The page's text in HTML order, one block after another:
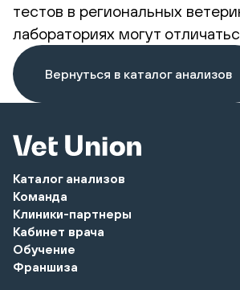
тестов в региональных
лабораториях могут
Вернуться в каталог анализов
Каталог анализов
Команда
Клиники-партнеры
Кабинет врача
Обучение
Франшиза